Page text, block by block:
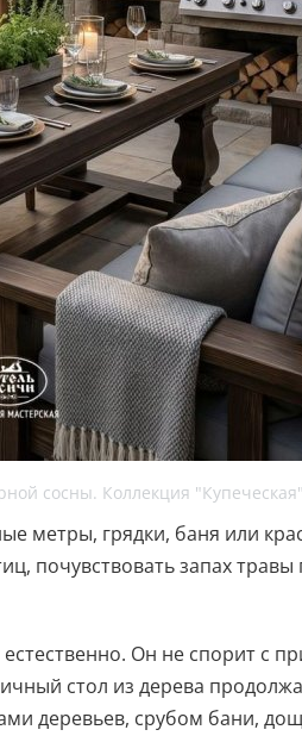
сосны. Коллекция "Купеческая"
метры, грядки, баня или
почувствовать запах
Он не спорит с
стол из дерева
деревьев, срубом бани,